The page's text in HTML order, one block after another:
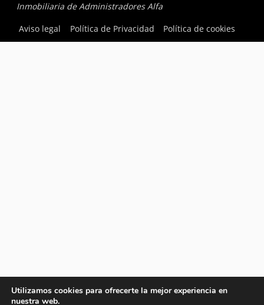
Inmobiliaria de Administradores Alfa
Aviso legal
Política de Privacidad Política de cookies
Utilizamos cookies para ofrecerte la mejor experiencia en
nuestra web.